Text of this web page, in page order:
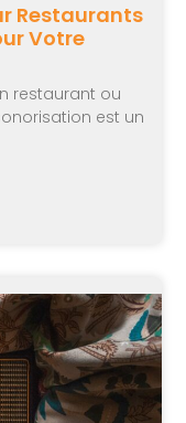
Restaurants
Votre
restaurant ou
est un